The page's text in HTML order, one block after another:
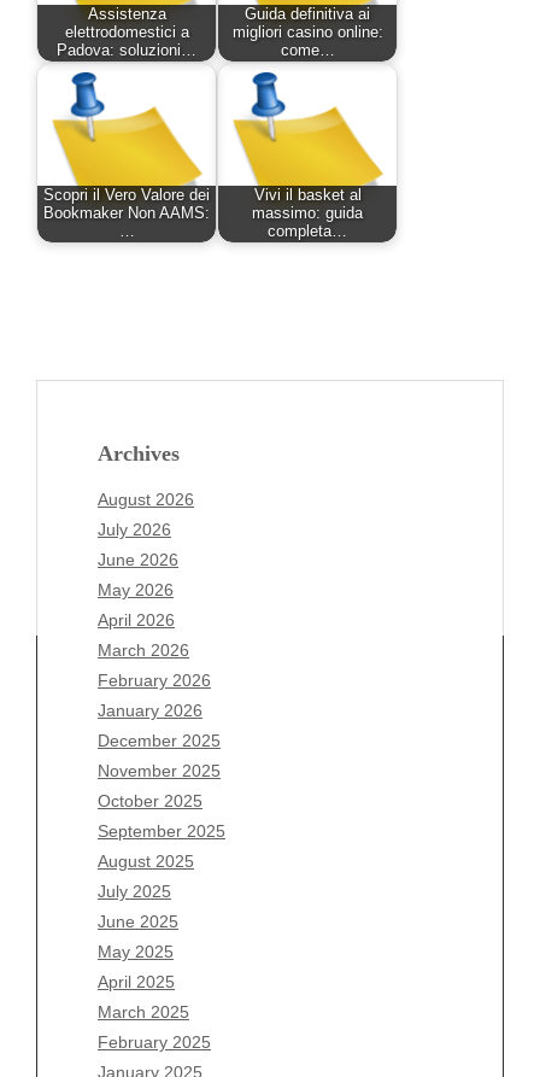
Assistenza
elettrodomestici a
Padova: soluzioni…
Guida definitiva ai
migliori casino online:
come…
Scopri il Vero Valore dei
Bookmaker Non AAMS:
…
Vivi il basket al
massimo: guida
completa…
Archives
August 2026
July 2026
June 2026
May 2026
April 2026
March 2026
February 2026
January 2026
December 2025
November 2025
October 2025
September 2025
August 2025
July 2025
June 2025
May 2025
April 2025
March 2025
February 2025
January 2025
Archives
August 2026
July 2026
June 2026
May 2026
April 2026
March 2026
February 2026
January 2026
December 2025
November 2025